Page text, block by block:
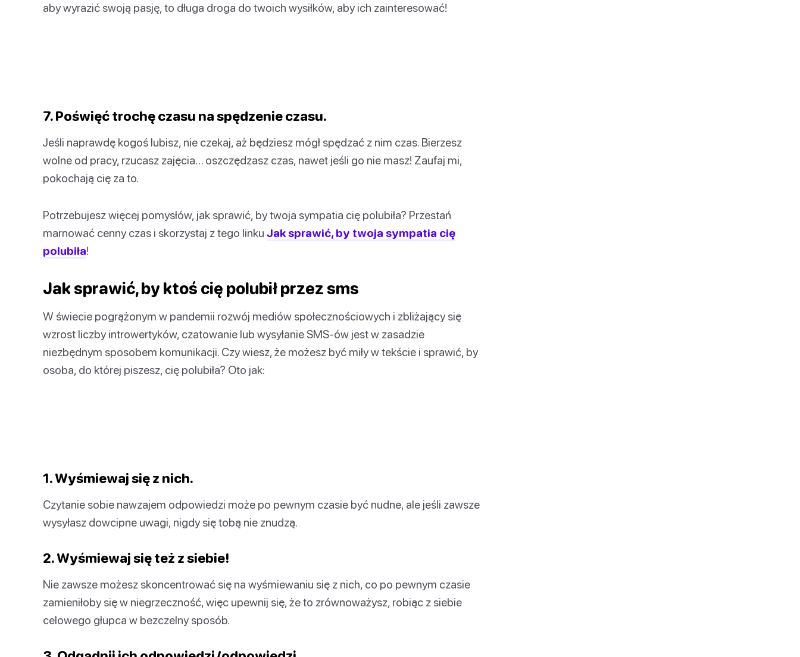
aby wyrazić swoją pasję, to długa droga do twoich wysiłków, aby ich zainteresować!
7. Poświęć trochę czasu na spędzenie czasu.
Jeśli naprawdę kogoś lubisz, nie czekaj, aż będziesz mógł spędzać z nim czas. Bierzesz
wolne od pracy, rzucasz zajęcia… oszczędzasz czas, nawet jeśli go nie masz! Zaufaj mi,
pokochają cię za to.
Potrzebujesz więcej pomysłów, jak sprawić, by twoja sympatia cię polubiła? Przestań
marnować cenny czas i skorzystaj z tego linku Jak sprawić, by twoja sympatia cię
polubiła!
Jak sprawić, by ktoś cię polubił przez sms
W świecie pogrążonym w pandemii rozwój mediów społecznościowych i zbliżający się
wzrost liczby introwertyków, czatowanie lub wysyłanie SMS-ów jest w zasadzie
niezbędnym sposobem komunikacji. Czy wiesz, że możesz być miły w tekście i sprawić, by
osoba, do której piszesz, cię polubiła? Oto jak:
1. Wyśmiewaj się z nich.
Czytanie sobie nawzajem odpowiedzi może po pewnym czasie być nudne, ale jeśli zawsze
wysyłasz dowcipne uwagi, nigdy się tobą nie znudzą.
2. Wyśmiewaj się też z siebie!
Nie zawsze możesz skoncentrować się na wyśmiewaniu się z nich, co po pewnym czasie
zamieniłoby się w niegrzeczność, więc upewnij się, że to zrównoważysz, robiąc z siebie
celowego głupca w bezczelny sposób.